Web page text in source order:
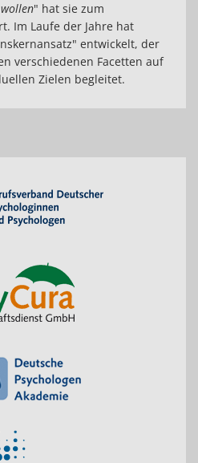
" hat sie zum
Im Laufe der Jahre hat
entwickelt, der
verschiedenen Facetten auf
Zielen begleitet.